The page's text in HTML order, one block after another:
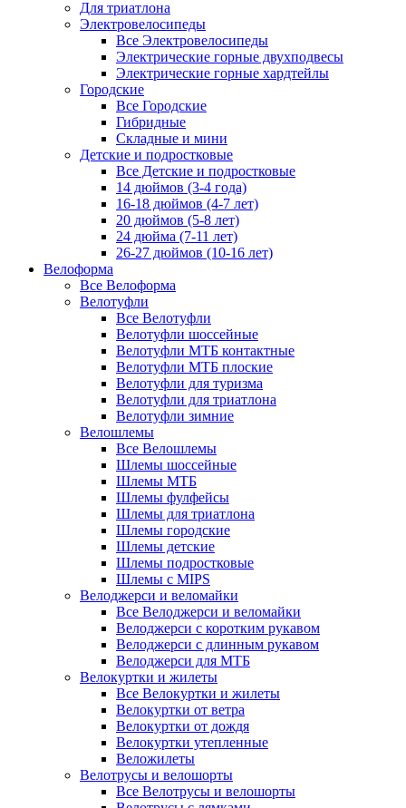
Для триатлона
Электровелосипеды
Все Электровелосипеды
Электрические горные двухподвесы
Электрические горные хардтейлы
Городские
Все Городские
Гибридные
Складные и мини
Детские и подростковые
Все Детские и подростковые
14 дюймов (3-4 года)
16-18 дюймов (4-7 лет)
20 дюймов (5-8 лет)
24 дюйма (7-11 лет)
26-27 дюймов (10-16 лет)
Велоформа
Все Велоформа
Велотуфли
Все Велотуфли
Велотуфли шоссейные
Велотуфли МТБ контактные
Велотуфли МТБ плоские
Велотуфли для туризма
Велотуфли для триатлона
Велотуфли зимние
Велошлемы
Все Велошлемы
Шлемы шоссейные
Шлемы МТБ
Шлемы фулфейсы
Шлемы для триатлона
Шлемы городские
Шлемы детские
Шлемы подростковые
Шлемы с MIPS
Велоджерси и веломайки
Все Велоджерси и веломайки
Велоджерси с коротким рукавом
Велоджерси с длинным рукавом
Велоджерси для МТБ
Велокуртки и жилеты
Все Велокуртки и жилеты
Велокуртки от ветра
Велокуртки от дождя
Велокуртки утепленные
Веложилеты
Велотрусы и велошорты
Все Велотрусы и велошорты